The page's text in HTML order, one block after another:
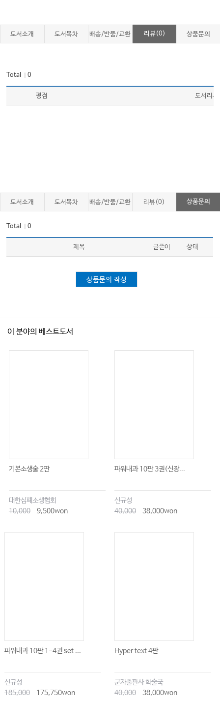
도서소개 도서목차 배송/반품/교환 리뷰(0) 상품문의
Total ｜0
평점 도서리뷰
도서소개 도서목차 배송/반품/교환 리뷰(0) 상품문의
Total ｜0
제목 글쓴이 상태
상품문의 작성
이 분야의 베스트도서
기본소생술 2판
대한심폐소생협회
10,000
9,500won
파워내과 10판 3권(신장...
신규성
40,000
38,000won
파워내과 10판 1-4권 set ...
신규성
185,000
175,750won
Hyper text 4판
군자출판사 학술국
40,000
38,000won